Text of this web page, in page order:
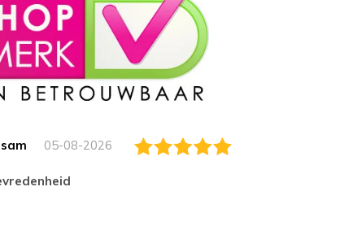
05-08-2026